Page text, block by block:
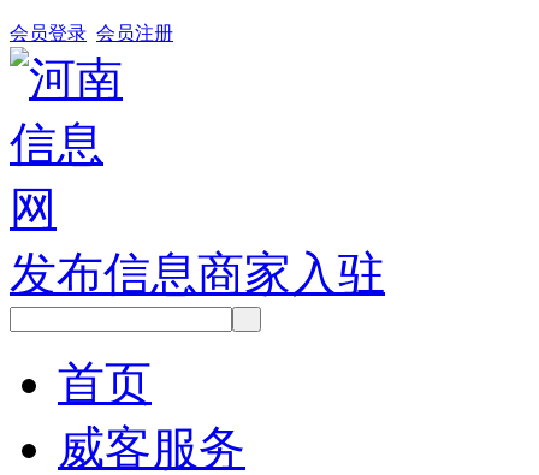
会员登录 会员注册
发布信息商家入驻
首页
威客服务